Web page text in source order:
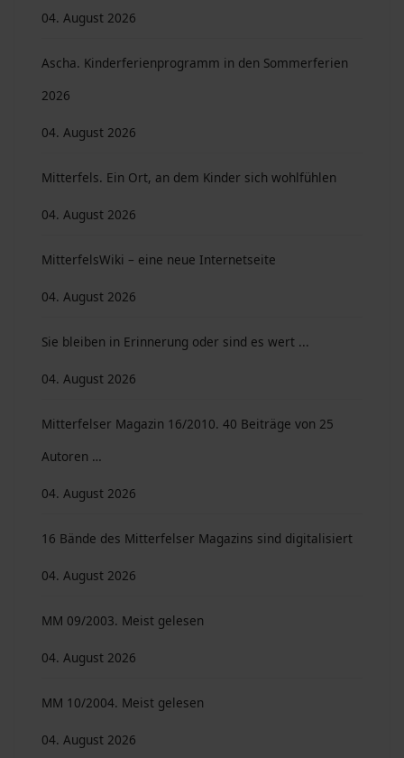
04. August 2026
Ascha. Kinderferienprogramm in den Sommerferien
2026
04. August 2026
Mitterfels. Ein Ort, an dem Kinder sich wohlfühlen
04. August 2026
MitterfelsWiki – eine neue Internetseite
04. August 2026
Sie bleiben in Erinnerung oder sind es wert ...
04. August 2026
Mitterfelser Magazin 16/2010. 40 Beiträge von 25
Autoren …
04. August 2026
16 Bände des Mitterfelser Magazins sind digitalisiert
04. August 2026
MM 09/2003. Meist gelesen
04. August 2026
MM 10/2004. Meist gelesen
04. August 2026